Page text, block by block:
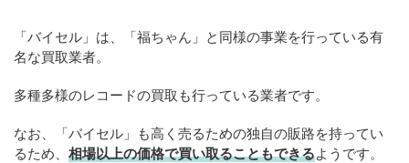
「バイセル」は、「福ちゃん」と同様の事業を行っている有
名な買取業者。
多種多様のレコードの買取も行っている業者です。
なお、「バイセル」も高く売るための独自の販路を持ってい
るため、 相場以上の価格で買い取ることもできるようです。